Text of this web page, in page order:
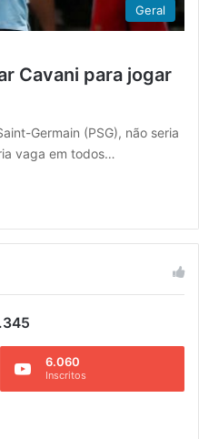
Geral
Cavani para jogar
Germain (PSG), não seria
vaga em todos…
6.060
Inscritos